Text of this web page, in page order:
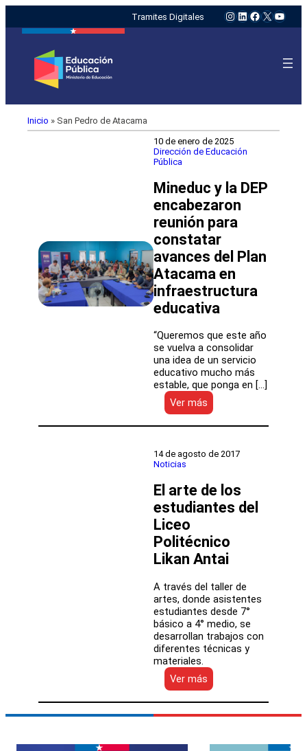
Tramites Digitales Instagram
LinkedIn
Facebook
X
Inicio » San Pedro de Atacama
10 de enero de 2025
Dirección de Educación
Pública
Mineduc y la DEP
encabezaron
reunión para
constatar
avances del Plan
Atacama en
infraestructura
educativa
“Queremos que este año
se vuelva a consolidar
una idea de un servicio
educativo mucho más
estable, que ponga en […]
Ver más
Mineduc
y
DEP
para
constatar
avances
Plan
Atacama
en
educativa
14 de agosto de 2017
Noticias
El arte de los
estudiantes del
Liceo
Politécnico
Likan Antai
A través del taller de
artes, donde asistentes
estudiantes desde 7°
básico a 4° medio, se
desarrollan trabajos con
diferentes técnicas y
materiales.
Ver más
El
arte
de